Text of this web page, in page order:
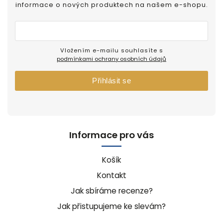
informace o nových produktech na našem e-shopu.
podmínkami ochrany osobních údajů
Přihlásit se
Informace pro vás
Košík
Kontakt
Jak sbíráme recenze?
Jak přistupujeme ke slevám?